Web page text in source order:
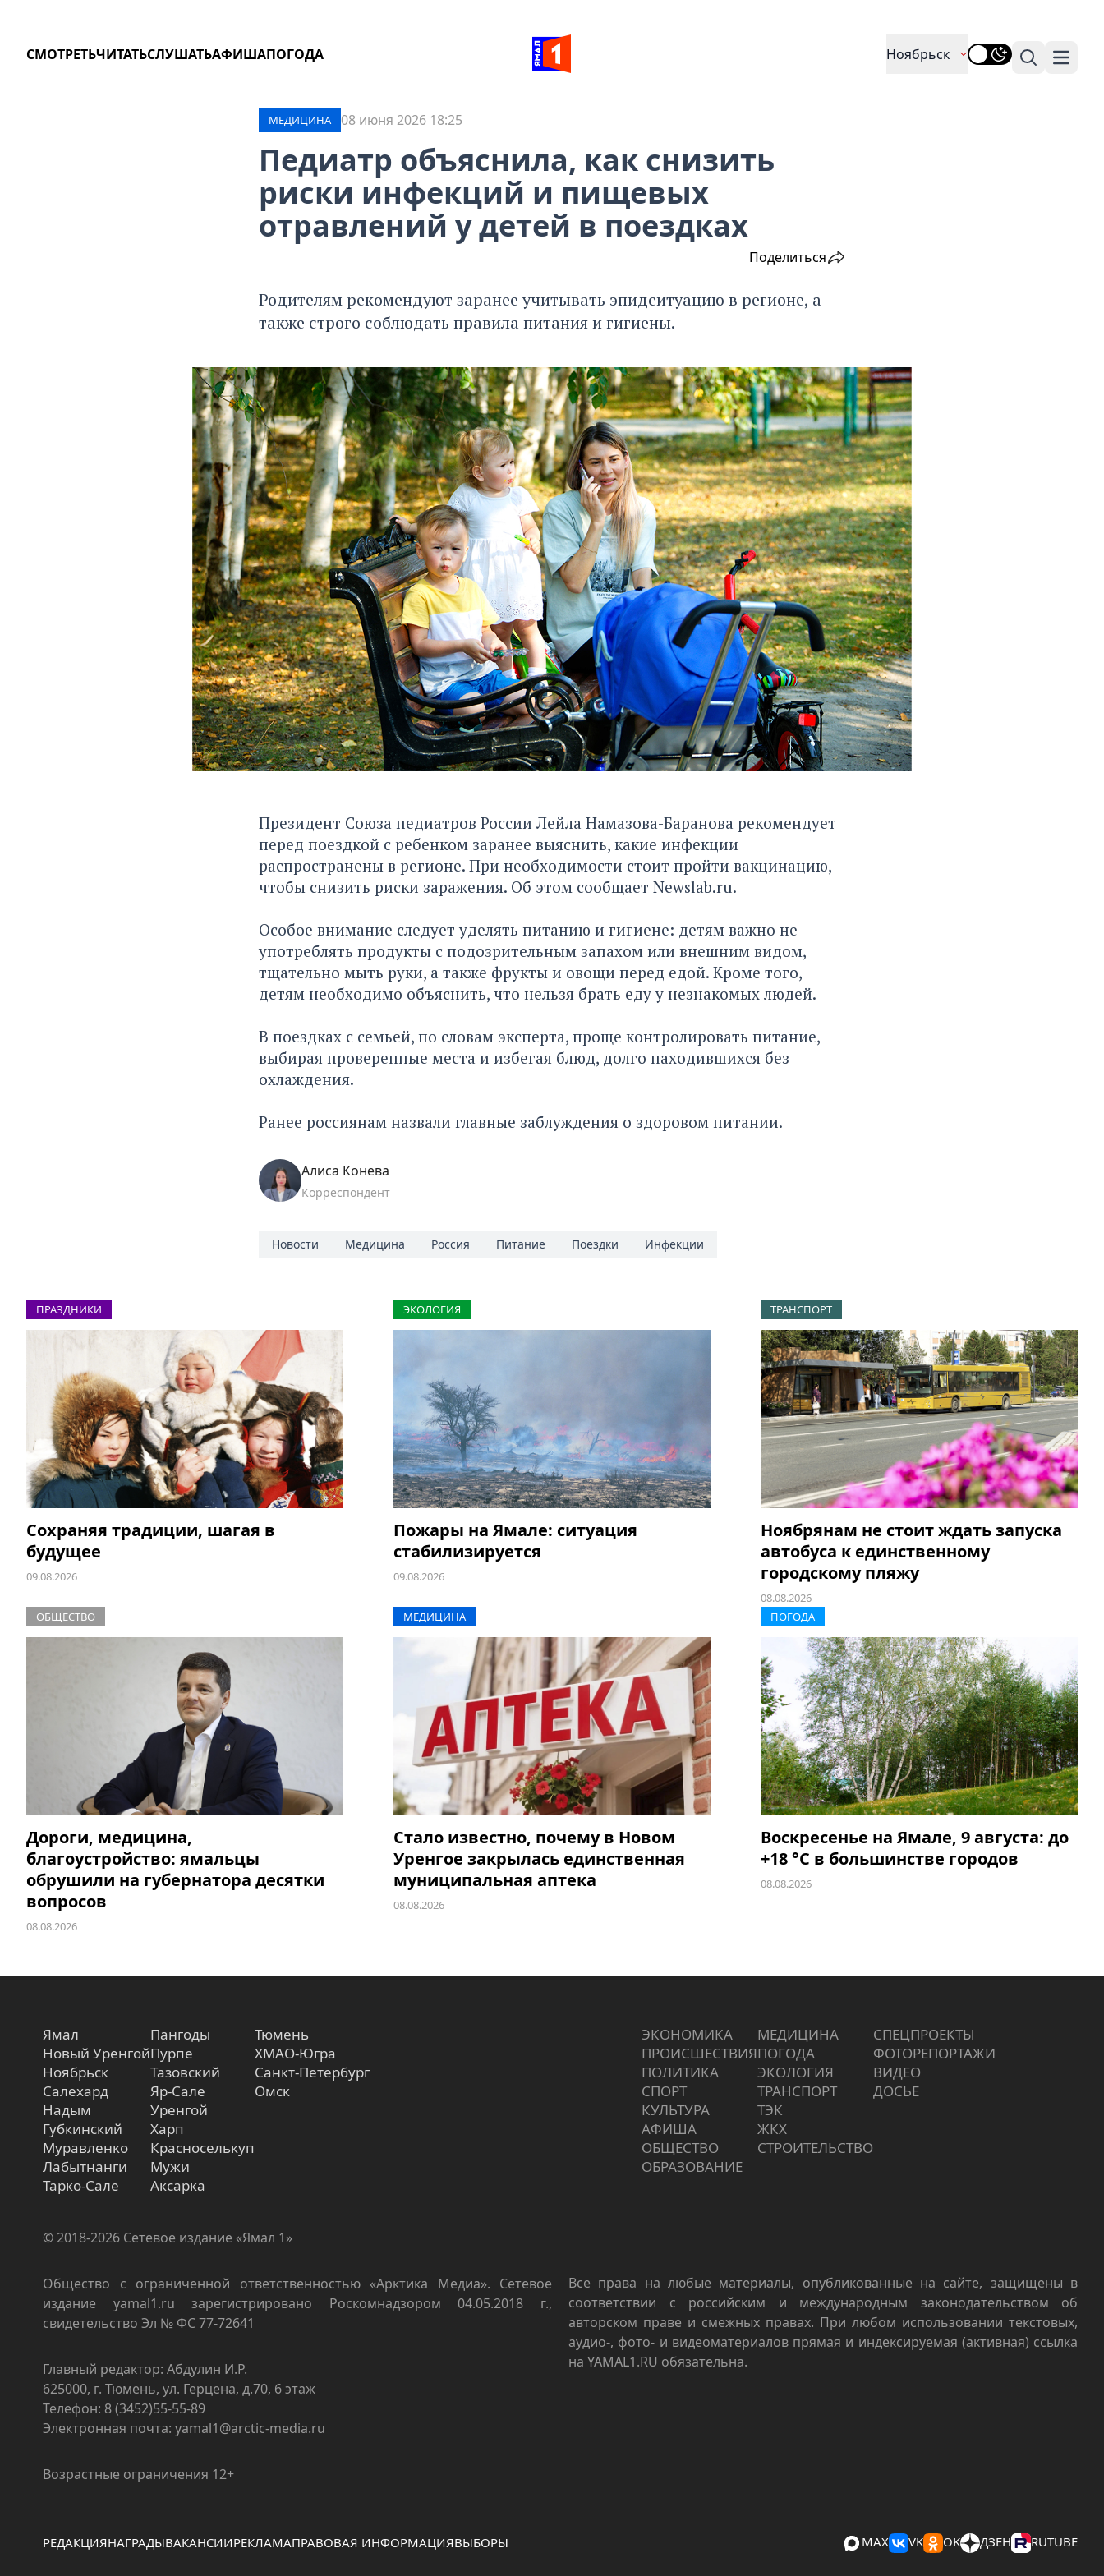
СМОТРЕТЬЧИТАТЬСЛУШАТЬАФИШАПОГОДА Ноябрьск
Поиск
МЕДИЦИНА 08 июня 2026 18:25
Педиатр объяснила, как снизить
риски инфекций и пищевых
отравлений у детей в поездках
Поделиться
Родителям рекомендуют заранее учитывать эпидситуацию в регионе, а
также строго соблюдать правила питания и гигиены.
Президент Союза педиатров России Лейла Намазова-Баранова рекомендует
перед поездкой с ребенком заранее выяснить, какие инфекции
распространены в регионе. При необходимости стоит пройти вакцинацию,
чтобы снизить риски заражения. Об этом сообщает Newslab.ru.
Особое внимание следует уделять питанию и гигиене: детям важно не
употреблять продукты с подозрительным запахом или внешним видом,
тщательно мыть руки, а также фрукты и овощи перед едой. Кроме того,
детям необходимо объяснить, что нельзя брать еду у незнакомых людей.
В поездках с семьей, по словам эксперта, проще контролировать питание,
выбирая проверенные места и избегая блюд, долго находившихся без
охлаждения.
Ранее россиянам назвали главные заблуждения о здоровом питании.
Алиса Конева
Корреспондент
Новости Медицина Россия Питание Поездки Инфекции
ПРАЗДНИКИ
Сохраняя традиции, шагая в
будущее
09.08.2026
ЭКОЛОГИЯ
Пожары на Ямале: ситуация
стабилизируется
09.08.2026
ТРАНСПОРТ
Ноябрянам не стоит ждать запуска
автобуса к единственному
городскому пляжу
08.08.2026
ОБЩЕСТВО
Дороги, медицина,
благоустройство: ямальцы
обрушили на губернатора десятки
вопросов
08.08.2026
МЕДИЦИНА
Стало известно, почему в Новом
Уренгое закрылась единственная
муниципальная аптека
08.08.2026
ПОГОДА
Воскресенье на Ямале, 9 августа: до
+18 °C в большинстве городов
08.08.2026
Ямал
Новый Уренгой
Ноябрьск
Салехард
Надым
Губкинский
Муравленко
Лабытнанги
Тарко-Сале
Пангоды
Пурпе
Тазовский
Яр-Сале
Уренгой
Харп
Красноселькуп
Мужи
Аксарка
Тюмень
ХМАО-Югра
Санкт-Петербург
Омск
ЭКОНОМИКА
ПРОИCШЕСТВИЯ
ПОЛИТИКА
СПОРТ
КУЛЬТУРА
АФИША
ОБЩЕСТВО
ОБРАЗОВАНИЕ
МЕДИЦИНА
ПОГОДА
ЭКОЛОГИЯ
ТРАНСПОРТ
ТЭК
ЖКХ
СТРОИТЕЛЬСТВО
СПЕЦПРОЕКТЫ
ФОТОРЕПОРТАЖИ
ВИДЕО
ДОСЬЕ
© 2018-2026 Сетевое издание «Ямал 1»
Общество с ограниченной ответственностью «Арктика Медиа». Сетевое
издание yamal1.ru зарегистрировано Роскомнадзором 04.05.2018 г.,
свидетельство Эл № ФС 77-72641
Главный редактор: Абдулин И.Р.
625000, г. Тюмень, ул. Герцена, д.70, 6 этаж
Телефон: 8 (3452)55-55-89
Электронная почта: yamal1@arctic-media.ru
Возрастные ограничения 12+
Все права на любые материалы, опубликованные на сайте, защищены в
соответствии с российским и международным законодательством об
авторском праве и смежных правах. При любом использовании текстовых,
аудио-, фото- и видеоматериалов прямая и индексируемая (активная) ссылка
на YAMAL1.RU обязательна.
РЕДАКЦИЯНАГРАДЫВАКАНСИИРЕКЛАМАПРАВОВАЯ ИНФОРМАЦИЯВЫБОРЫ MAX VK OK ДЗЕН RUTUBE